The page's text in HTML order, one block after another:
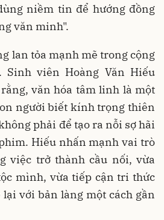
niềm tin để hướng đồng
văn minh".
lan tỏa mạnh mẽ trong cộng
Sinh viên Hoàng Văn Hiếu
văn hóa tâm linh là một
người biết kính trọng thiên
phải để tạo ra nỗi sợ hãi
Hiếu nhấn mạnh vai trò
việc trở thành cầu nối, vừa
mình, vừa tiếp cận tri thức
với bản làng một cách gần